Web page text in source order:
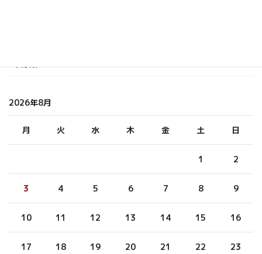
2026年8月
月 火 水 木 金 土 日
1 2
3 4 5 6 7 8 9
10 11 12 13 14 15 16
17 18 19 20 21 22 23